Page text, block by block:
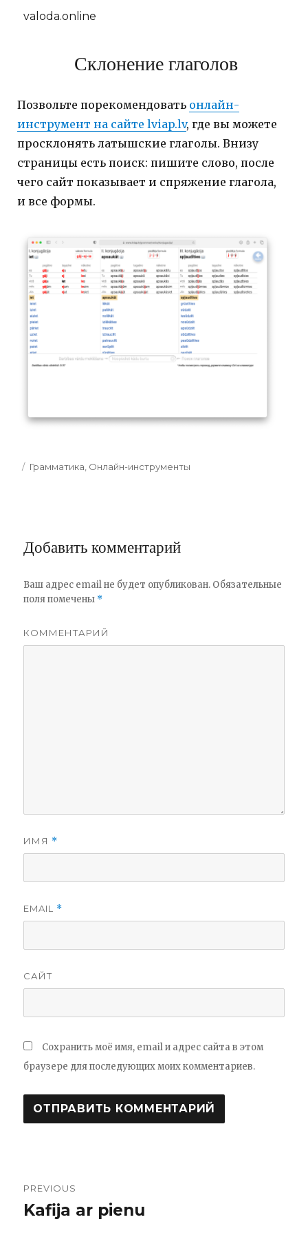
valoda.online
Склонение глаголов
Позвольте порекомендовать онлайн-
инструмент на сайте lviap.lv, где вы можете
просклонять латышские глаголы. Внизу
страницы есть поиск: пишите слово, после
чего сайт показывает и спряжение глагола,
и все формы.
Categories
Грамматика Онлайн-инструменты
Добавить комментарий
Ваш адрес email не будет опубликован. Обязательные
поля помечены *
КОММЕНТАРИЙ
ИМЯ *
EMAIL *
САЙТ
Сохранить моё имя, email и адрес сайта в этом
браузере для последующих моих комментариев.
Навигация
по
PREVIOUS
Previous
Kafija ar pienu